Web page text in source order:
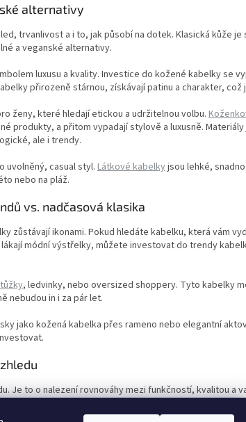
alternativy
trvanlivost a i to, jak působí na dotek. Klasická kůže
a veganské alternativy.
luxusu a kvality. Investice do kožené kabelky se
přirozeně stárnou, získávají patinu a charakter, což
ženy, které hledají etickou a udržitelnou volbu.
produkty, a přitom vypadají stylově a luxusně.
ale i trendy.
uvolněný, casual styl. Látkové kabelkyjsou lehké,
nebo na pláž.
vs. nadčasová klasika
zůstávají ikonami. Pokud hledáte kabelku, která vám
módní výstřelky, můžete investovat do trendy
, ledvinky, nebo oversized shoppery. Tyto kabelky
nebudou in i za pár let.
jako kožená kabelka přes rameno nebo elegantní
Je to o nalezení rovnováhy mezi funkčností, kvalitou a
– jestli hledáte univerzální klasiku, nebo chcete být v
ale i důležitým módním prohlášením.